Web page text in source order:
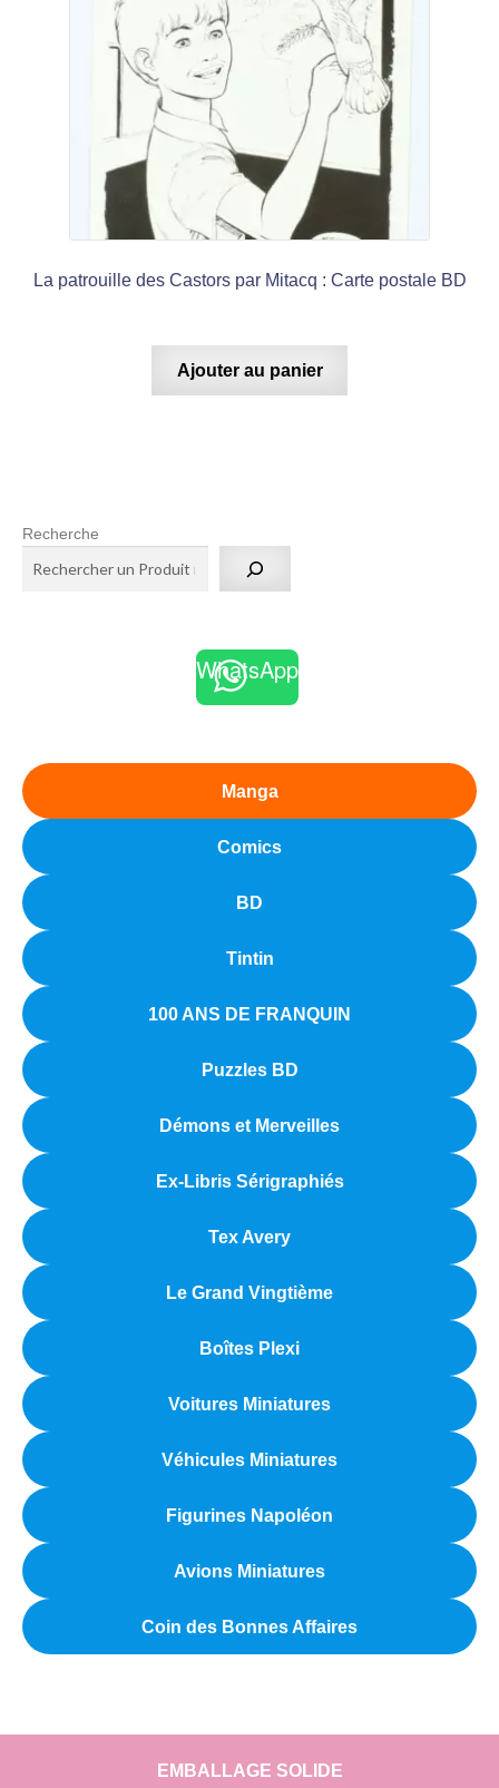
La patrouille des Castors par Mitacq : Carte postale BD
Ajouter au panier
Recherche
WhatsApp
Manga
Comics
BD
Tintin
100 ANS DE FRANQUIN
Puzzles BD
Démons et Merveilles
Ex-Libris Sérigraphiés
Tex Avery
Le Grand Vingtième
Boîtes Plexi
Voitures Miniatures
Véhicules Miniatures
Figurines Napoléon
Avions Miniatures
Coin des Bonnes Affaires
EMBALLAGE SOLIDE